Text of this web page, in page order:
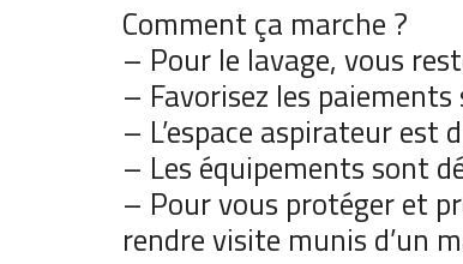
Comment ça marche ?
– Pour le lavage, vous
– Favorisez les
– L’espace aspirateur est
– Les équipements sont
– Pour vous protéger et
rendre visite munis d’un